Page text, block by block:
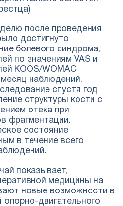
после проведения
достигнуто
болевого синдрома,
по значениям VAS и
KOOS/WOMAC
месяц наблюдений.
спустя год
структуры кости с
отека при
фрагментации.
состояние
в течение всего
показывает,
медицины на
новые возможности в
опорно-двигательного